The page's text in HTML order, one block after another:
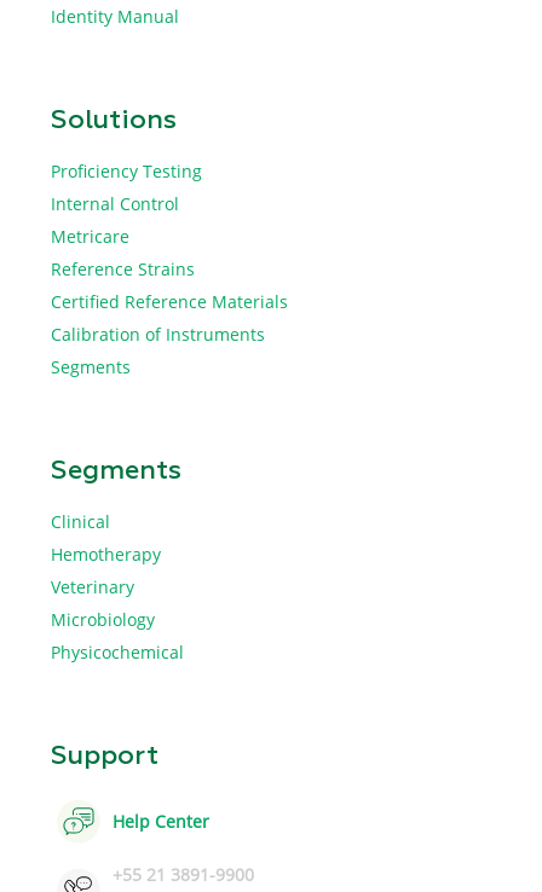
Identity Manual
Solutions
Proficiency Testing
Internal Control
Metricare
Reference Strains
Certified Reference Materials
Calibration of Instruments
Segments
Segments
Clinical
Hemotherapy
Veterinary
Microbiology
Physicochemical
Support
Help Center
+55 21 3891-9900